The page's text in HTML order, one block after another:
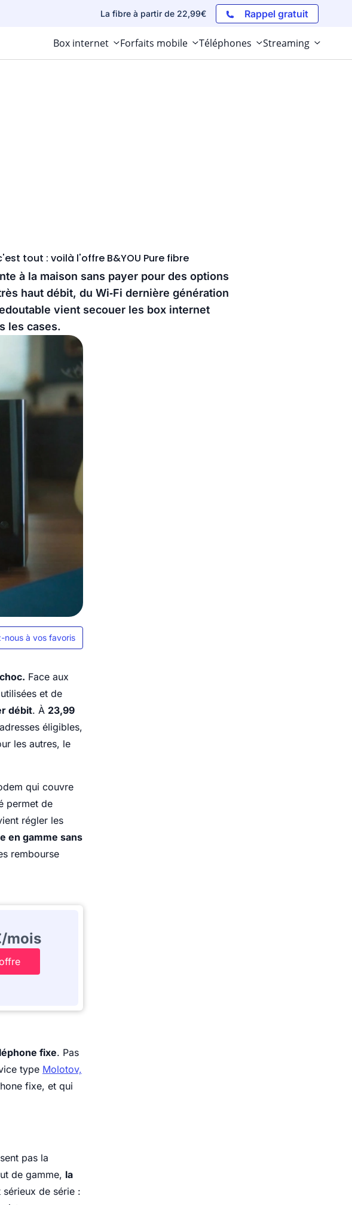
La fibre à partir de 22,99€ Rappel gratuit
Box internet Forfaits mobile Téléphones Streaming
tout : voilà l'offre B&YOU Pure fibre
à la maison sans payer pour des options
haut débit, du Wi‑Fi dernière génération
vient secouer les box internet
les cases.
nous à vos favoris
Face aux
et de
débit. À 23,99
éligibles,
les autres, le
qui couvre
permet de
régler les
en gamme sans
rembourse
mois
fixe. Pas
type Molotov,
fixe, et qui
pas la
de gamme, la
sérieux de série :